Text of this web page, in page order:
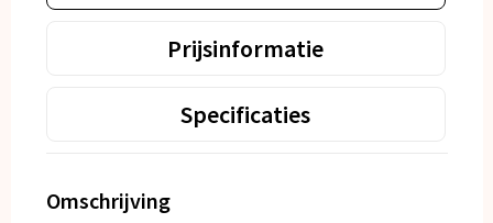
Prijsinformatie
Specificaties
Omschrijving